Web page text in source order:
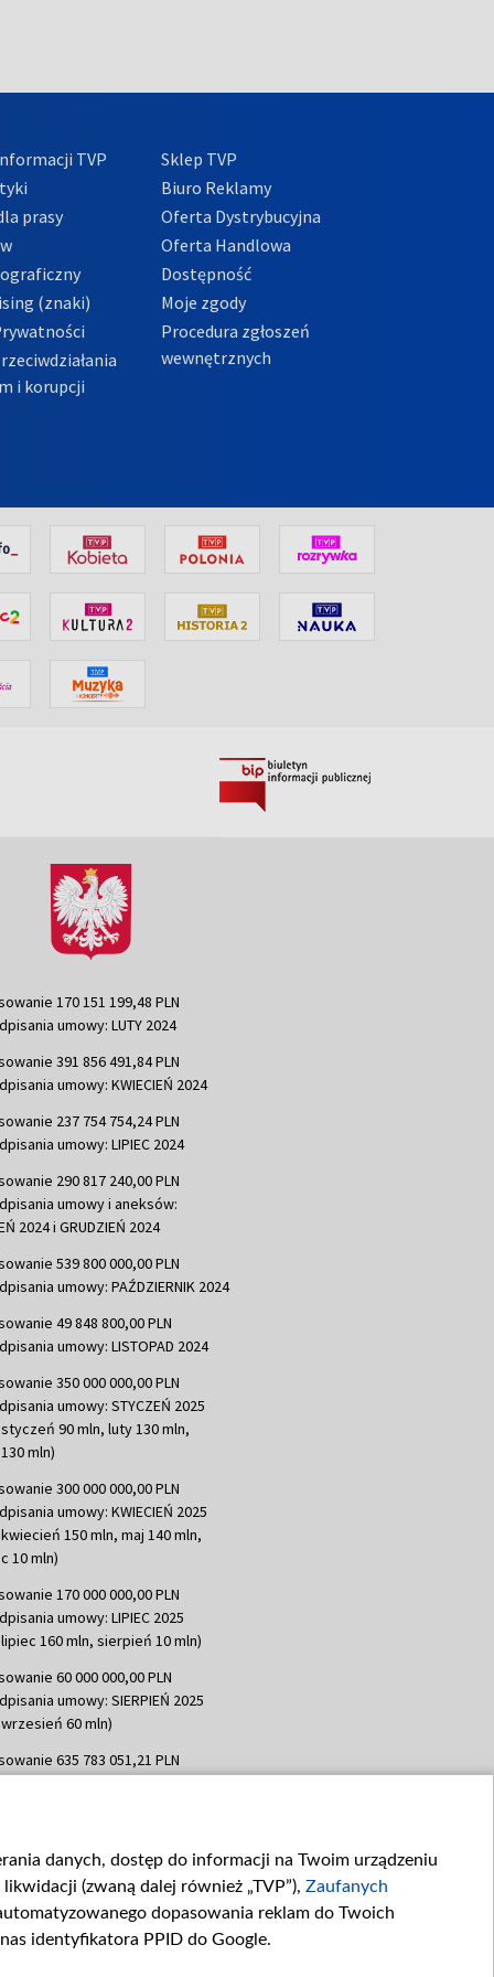
TVP
prasy
(znaki)
i korupcji
Sklep TVP
Biuro Reklamy
Oferta Dystrybucyjna
Oferta Handlowa
Dostępność
Moje zgody
Procedura zgłoszeń
wewnętrznych
170 151 199,48 PLN
umowy: LUTY 2024
391 856 491,84 PLN
umowy: KWIECIEŃ 2024
237 754 754,24 PLN
umowy: LIPIEC 2024
290 817 240,00 PLN
umowy i aneksów:
2024 i GRUDZIEŃ 2024
539 800 000,00 PLN
umowy: PAŹDZIERNIK 2024
49 848 800,00 PLN
umowy: LISTOPAD 2024
350 000 000,00 PLN
umowy: STYCZEŃ 2025
90 mln, luty 130 mln,
mln)
300 000 000,00 PLN
umowy: KWIECIEŃ 2025
150 mln, maj 140 mln,
10 mln)
170 000 000,00 PLN
umowy: LIPIEC 2025
160 mln, sierpień 10 mln)
60 000 000,00 PLN
umowy: SIERPIEŃ 2025
60 mln)
635 783 051,21 PLN
48 862 000,00 PLN
umowy: GRUDZIEŃ 2025
60,548 mln)
900 000 000,00 PLN
danych, dostęp do informacji na Twoim urządzeniu
(zwaną dalej również „TVP”), Zaufanych
dopasowania reklam do Twoich
identyfikatora PPID do Google.